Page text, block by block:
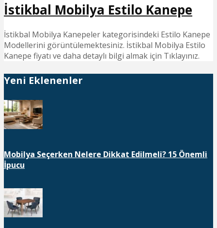
İstikbal Mobilya Estilo Kanepe
İstikbal Mobilya Kanepeler kategorisindeki Estilo Kanepe
Modellerini görüntülemektesiniz. İstikbal Mobilya Estilo
Kanepe fiyatı ve daha detaylı bilgi almak için Tıklayınız.
Yeni Eklenenler
Mobilya Seçerken Nelere Dikkat Edilmeli? 15 Önemli
İpucu